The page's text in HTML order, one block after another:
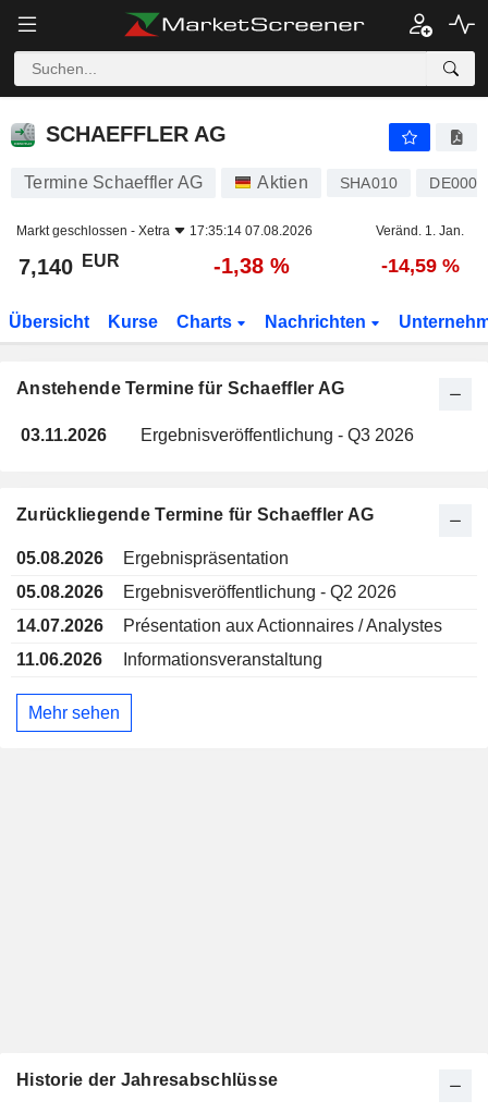
SCHAEFFLER AG
SCHAEFFLER AG
Termine Schaeffler AG Aktien SHA010
Markt geschlossen - Xetra 17:35:14 07.08.2026 Veränd. 1. Jan.
7,140 EUR -1,38 % -14,59 %
Übersicht Kurse Charts Nachrichten
Anstehende Termine für Schaeffler AG
03.11.2026 Ergebnisveröffentlichung - Q3 2026
Zurückliegende Termine für Schaeffler AG
05.08.2026
Ergebnispräsentation
05.08.2026
Ergebnisveröffentlichung - Q2 2026
14.07.2026
Présentation aux Actionnaires / Analystes
11.06.2026
Informationsveranstaltung
Mehr sehen
Historie der Jahresabschlüsse